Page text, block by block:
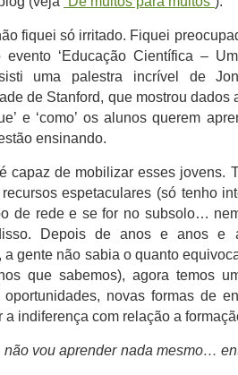
fiquei só irritado. Fiquei
‘Educação Científica –
uma palestra incrível de
de Stanford, que mostrou dados
e ‘como’ os alunos querem
ensinando.
capaz de mobilizar esses jovens.
espetaculares (só tenho
de rede e se for no subsolo…
Depois de anos e anos e
gente não sabia o quanto
que sabemos), agora temos
oportunidades, novas formas de
indiferença com relação a
não vou aprender nada mesmo…